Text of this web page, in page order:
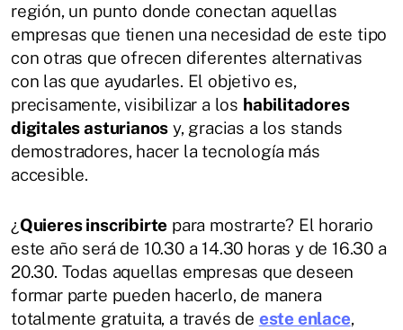
región, un punto donde conectan aquellas
empresas que tienen una necesidad de este tipo
con otras que ofrecen diferentes alternativas
con las que ayudarles. El objetivo es,
precisamente, visibilizar a los habilitadores
digitales asturianos y, gracias a los stands
demostradores, hacer la tecnología más
accesible.
¿ Quieres inscribirte para mostrarte? El horario
este año será de 10.30 a 14.30 horas y de 16.30 a
20.30. Todas aquellas empresas que deseen
formar parte pueden hacerlo, de manera
totalmente gratuita, a través de este enlace,